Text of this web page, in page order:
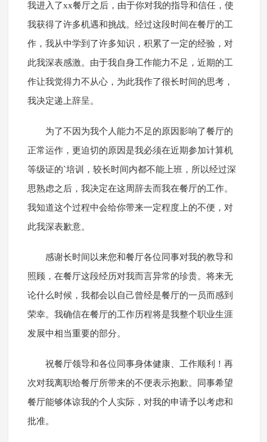
我进入了xx餐厅之后，由于你对我的指导和信任，使
我获得了许多机遇和挑战。经过这段时间在餐厅的工
作，我从中学到了许多知识，积累了一定的经验，对
此我深表感激。由于我自身工作能力不足，近期的工
作让我觉得力不从心，为此我作了很长时间的思考，
我决定递上辞呈。
为了不因为我个人能力不足的原因影响了餐厅的
正常运作，更迫切的原因是我必须在近期参加计算机
等级证的`培训，较长时间内都不能上班，所以经过深
思熟虑之后，我决定在这周辞去而我在餐厅的工作。
我知道这个过程中会给你带来一定程度上的不便，对
此我深表歉意。
感谢长时间以来您和餐厅各位同事对我的教导和
照顾，在餐厅这段经历对我而言异常的珍贵。将来无
论什么时候，我都会以自己曾经是餐厅的一员而感到
荣幸。我确信在餐厅的工作历程将是我整个职业生涯
发展中相当重要的部分。
祝餐厅领导和各位同事身体健康、工作顺利！再
次对我离职给餐厅所带来的不便表示抱歉。同事希望
餐厅能够体谅我的个人实际，对我的申请予以考虑和
批准。